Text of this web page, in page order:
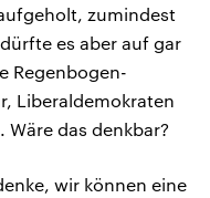
zumindest
es aber auf gar
Regenbogen-
Liberaldemokraten
das denkbar?
wir können eine